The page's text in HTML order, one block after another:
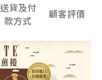
送貨及付
款方式
顧客評價